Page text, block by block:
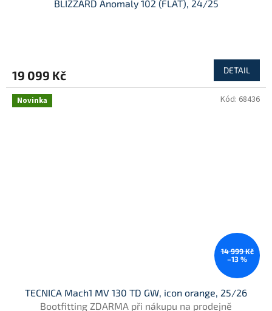
BLIZZARD Anomaly 102 (FLAT), 24/25
19 099 Kč DETAIL
Novinka
14 999 Kč
–13 %
TECNICA Mach1 MV 130 TD GW, icon orange, 25/26
Bootfitting ZDARMA při nákupu na prodejně
Kód: 68436